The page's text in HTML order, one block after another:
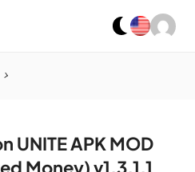
UNITE APK MOD
Money) v1.3.1.1